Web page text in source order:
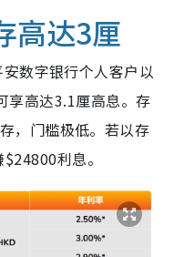
高达3厘
数字银行个人客户以
享高达3.1厘高息。存
，门槛极低。若以存
利息。